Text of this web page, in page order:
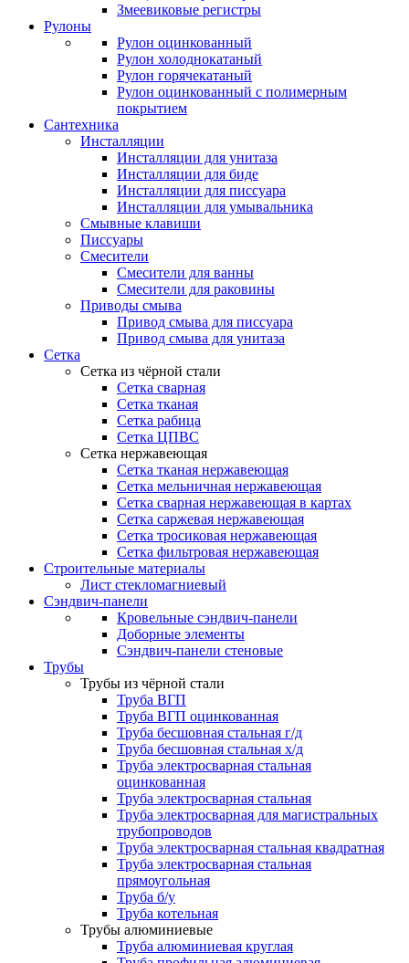
Змеевиковые регистры
Рулоны
Рулон оцинкованный
Рулон холоднокатаный
Рулон горячекатаный
Рулон оцинкованный с полимерным
покрытием
Сантехника
Инсталляции
Инсталляции для унитаза
Инсталляции для биде
Инсталляции для писсуара
Инсталляции для умывальника
Смывные клавиши
Писсуары
Смесители
Смесители для ванны
Смесители для раковины
Приводы смыва
Привод смыва для писсуара
Привод смыва для унитаза
Сетка
Сетка из чёрной стали
Сетка сварная
Сетка тканая
Сетка рабица
Сетка ЦПВС
Сетка нержавеющая
Сетка тканая нержавеющая
Сетка мельничная нержавеющая
Сетка сварная нержавеющая в картах
Сетка саржевая нержавеющая
Сетка тросиковая нержавеющая
Сетка фильтровая нержавеющая
Строительные материалы
Лист стекломагниевый
Сэндвич-панели
Кровельные сэндвич-панели
Доборные элементы
Сэндвич-панели стеновые
Трубы
Трубы из чёрной стали
Труба ВГП
Труба ВГП оцинкованная
Труба бесшовная стальная г/д
Труба бесшовная стальная х/д
Труба электросварная стальная
оцинкованная
Труба электросварная стальная
Труба электросварная для магистральных
трубопроводов
Труба электросварная стальная квадратная
Труба электросварная стальная
прямоугольная
Труба б/у
Труба котельная
Трубы алюминиевые
Труба алюминиевая круглая